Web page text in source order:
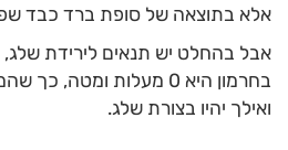
אלא בתוצאה של סופת ברד כבד
אבל בהחלט יש תנאים לירידת
בחרמון היא 0 מעלות
ואילך יהיו בצורת שלג.